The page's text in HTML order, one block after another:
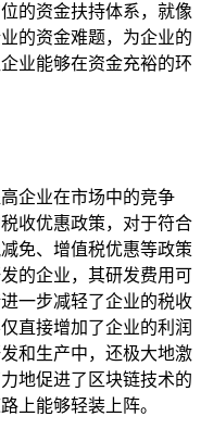
的资金扶持体系，就像
的资金难题，为企业的
业能够在资金充裕的环
企业在市场中的竞争
收优惠政策，对于符合
免、增值税优惠等政策
的企业，其研发费用可
一步减轻了企业的税收
直接增加了企业的利润
和生产中，还极大地激
地促进了区块链技术的
上能够轻装上阵。